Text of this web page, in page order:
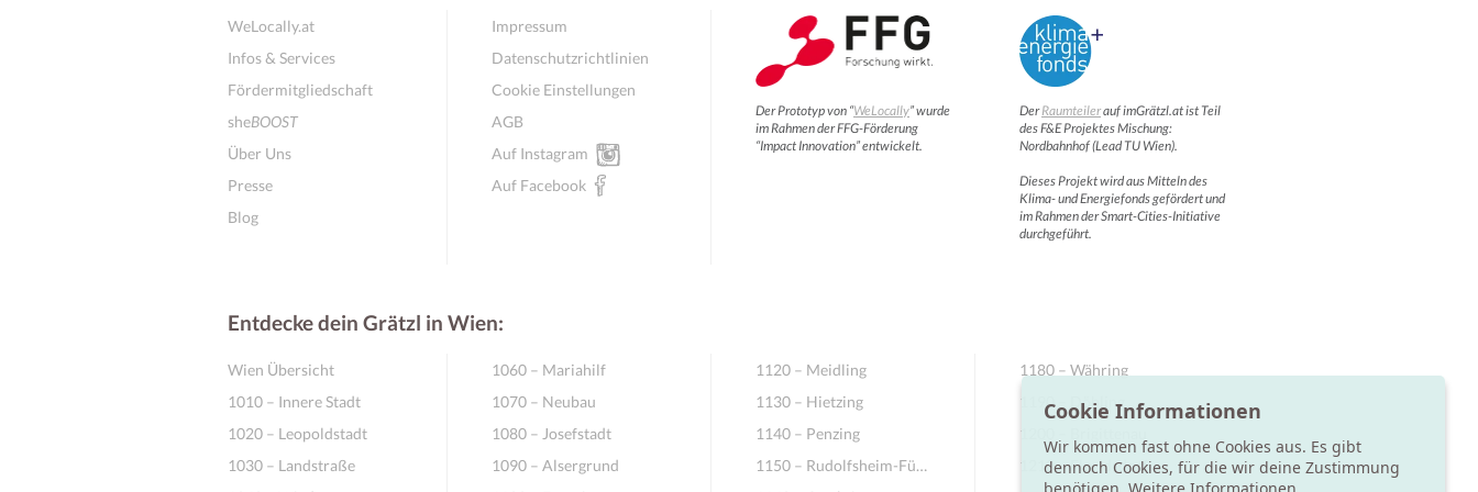
WeLocally.at
Infos & Services
Fördermitgliedschaft
sheBOOST
Über Uns
Presse
Blog
Impressum
Datenschutzrichtlinien
Cookie Einstellungen
AGB
Auf Instagram
Auf Facebook
Der Prototyp von “WeLocally” wurde
im Rahmen der FFG-Förderung
“Impact Innovation” entwickelt.
DerRaumteilerauf imGrätzl.at ist Teil
des F&E Projektes Mischung:
Nordbahnhof (Lead TU Wien).
Dieses Projekt wird aus Mitteln des
Klima- und Energiefonds gefördert und
im Rahmen der Smart-Cities-Initiative
durchgeführt.
Entdecke dein Grätzl in Wien:
Wien Übersicht
1010 – Innere Stadt
1020 – Leopoldstadt
1030 – Landstraße
1060 – Mariahilf
1070 – Neubau
1080 – Josefstadt
1090 – Alsergrund
1120 – Meidling
1130 – Hietzing
1140 – Penzing
1150 – Rudolfsheim-Fünfhaus
1180 – Währing
1190 – Döbling
1200 – Brigittenau
1210 – Floridsdorf
Cookie Informationen
Wir kommen fast ohne Cookies aus. Es gibt
dennoch Cookies, für die wir deine Zustimmung